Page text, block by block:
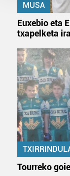
Guk eta gure
prozesatzen
teknologia
neurtzeko,
produktuak
erabiltzen
Bazkide
interes
bazkideen
duten interes
dezakezun
Lortu zure datu
MUSA
Euxebio eta
txapelketa
Tourreko